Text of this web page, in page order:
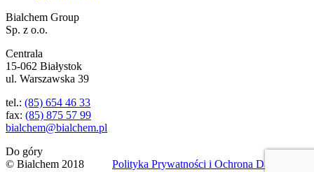
Bialchem Group
Sp. z o.o.
Centrala
15-062 Białystok
ul. Warszawska 39
tel.: (85) 654 46 33
fax: (85) 875 57 99
bialchem@bialchem.pl
Do góry
© Bialchem 2018 Polityka Prywatności i Ochrona Danych